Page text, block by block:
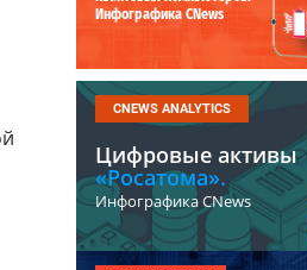
Инфографика CNews
CNEWS ANALYTICS
Цифровые активы
«Росатома».
Инфографика CNews